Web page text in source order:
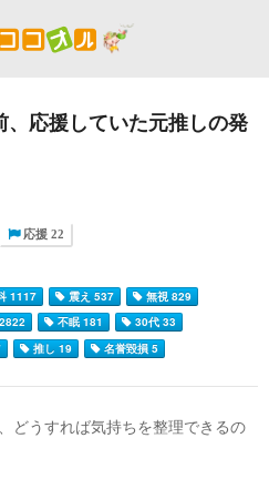
応援していた元推しの発
応援 22
1117 震え 537
無視 829
不眠 181
30代 33
推し 19 名誉毀損 5
どうすれば気持ちを整理できるの